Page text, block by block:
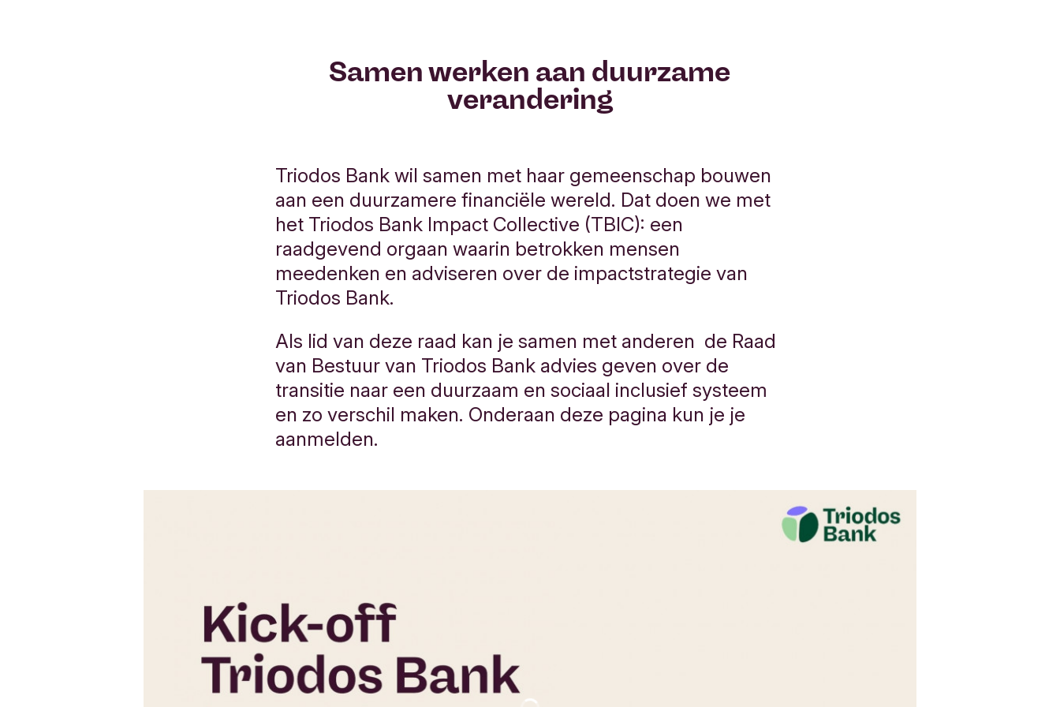
Samen werken aan duurzame
verandering
Triodos Bank wil samen met haar gemeenschap bouwen
aan een duurzamere financiële wereld. Dat doen we met
het Triodos Bank Impact Collective (TBIC): een
raadgevend orgaan waarin betrokken mensen
meedenken en adviseren over de impactstrategie van
Triodos Bank.
Als lid van deze raad kan je samen met anderen de Raad
van Bestuur van Triodos Bank advies geven over de
transitie naar een duurzaam en sociaal inclusief systeem
en zo verschil maken. Onderaan deze pagina kun je je
aanmelden.